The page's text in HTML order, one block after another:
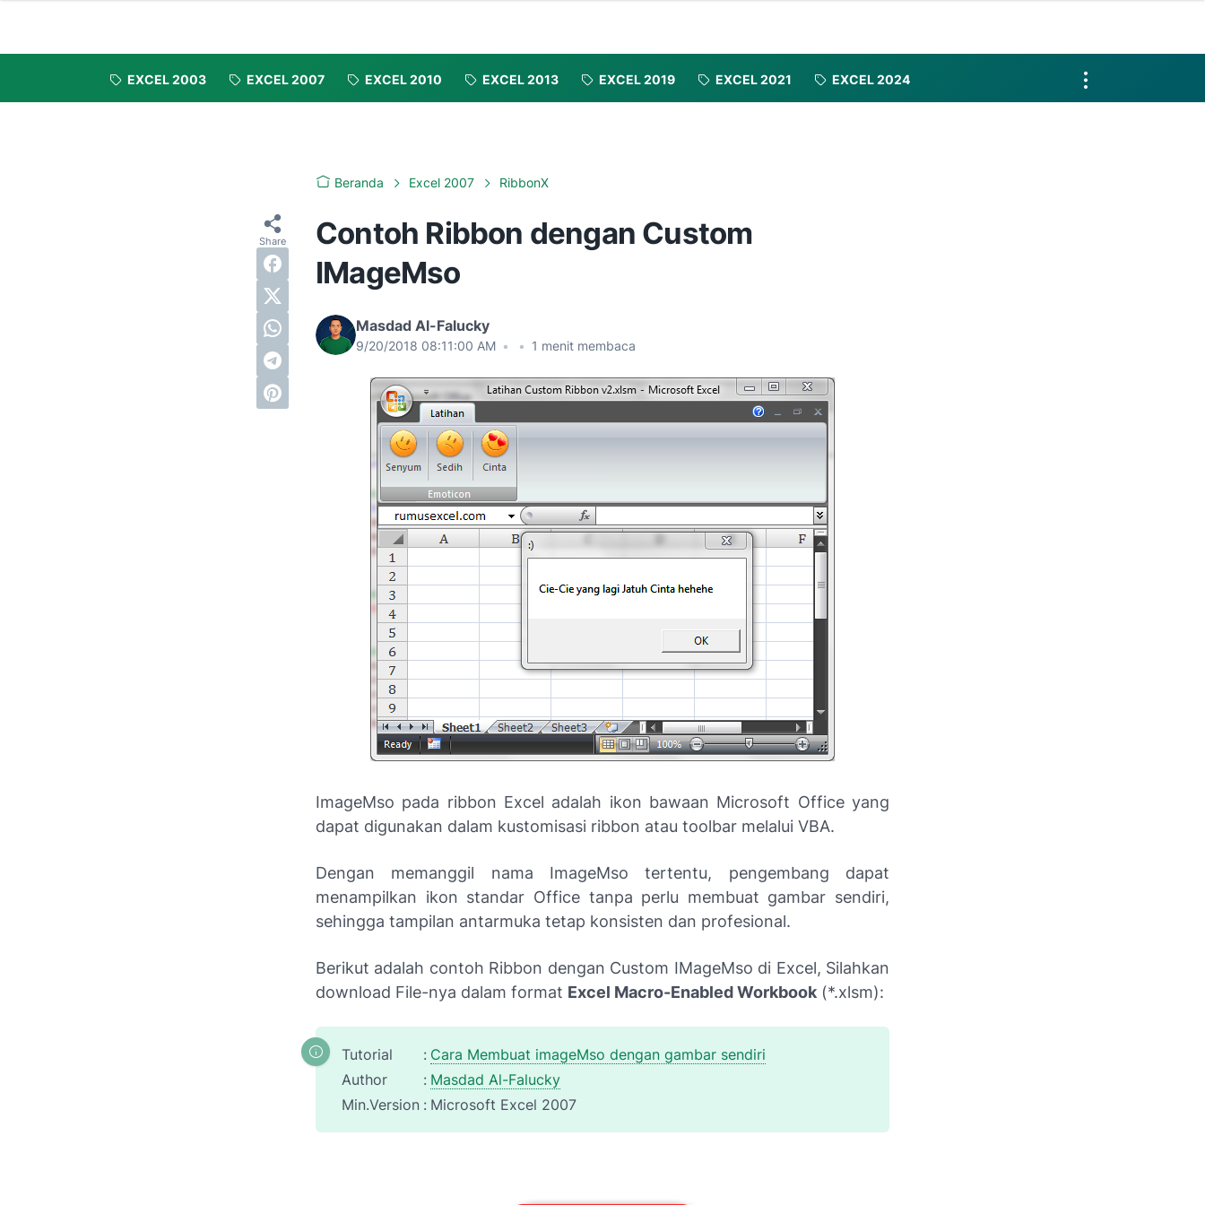
EXCEL 2003 EXCEL 2007 EXCEL 2010 EXCEL 2013 EXCEL 2019 EXCEL 2021 EXCEL 2024
Beranda Excel 2007 RibbonX
Contoh Ribbon dengan Custom
IMageMso
Masdad Al-Falucky
9/20/2018 08:11:00 AM • • 1 menit membaca
ImageMso pada ribbon Excel adalah ikon bawaan Microsoft Office yang
dapat digunakan dalam kustomisasi ribbon atau toolbar melalui VBA.
Dengan memanggil nama ImageMso tertentu, pengembang dapat
menampilkan ikon standar Office tanpa perlu membuat gambar sendiri,
sehingga tampilan antarmuka tetap konsisten dan profesional.
Berikut adalah contoh Ribbon dengan Custom IMageMso di Excel, Silahkan
download File-nya dalam format Excel Macro-Enabled Workbook (*.xlsm):
Tutorial : Cara Membuat imageMso dengan gambar sendiri
Author
: Masdad Al-Falucky
Min.Version : Microsoft Excel 2007